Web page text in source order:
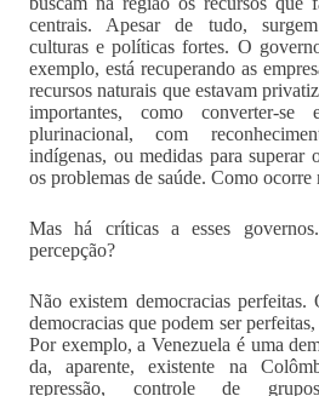
centrais. Apesar de tudo,
culturas e políticas fortes. O
exemplo, está recuperando as
recursos naturais que estavam
importantes, como converter-
plurinacional, com
indígenas, ou medidas para superar
os problemas de saúde. Como ocorre
Mas há críticas a esses
percepção?
Não existem democracias perfeitas.
democracias que podem ser
Por exemplo, a Venezuela é uma
da, aparente, existente na
repressão, controle de